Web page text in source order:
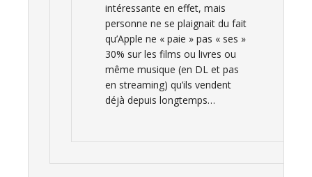
intéressante en effet, mais
personne ne se plaignait du fait
qu’Apple ne « paie » pas « ses »
30% sur les films ou livres ou
même musique (en DL et pas
en streaming) qu’ils vendent
déjà depuis longtemps…